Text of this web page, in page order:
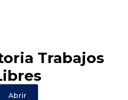
Trabajos
Abrir